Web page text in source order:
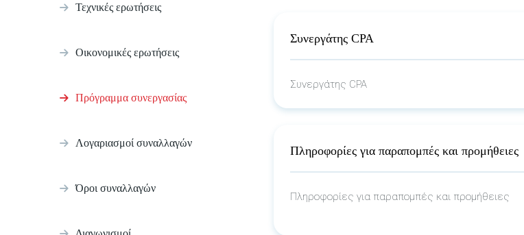
Τεχνικές ερωτήσεις
Οικονομικές ερωτήσεις
Πρόγραμμα συνεργασίας
Λογαριασμοί συναλλαγών
Όροι συναλλαγών
Συνεργάτης CPA
Συνεργάτης CPA
Πληροφορίες για παραπομπές και προμήθειες
Πληροφορίες για παραπομπές και προμήθειες